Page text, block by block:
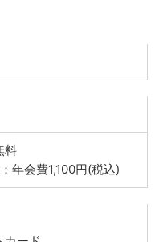
料
年会費1,100円(税込)